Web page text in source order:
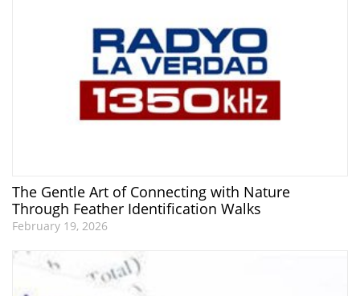
The Gentle Art of Connecting with Nature
Through Feather Identification Walks
February 19, 2026